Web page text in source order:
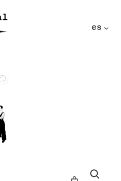
es
Buscar